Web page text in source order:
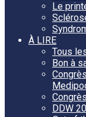
Le
À LIRE
Tous
Bon à
DDW